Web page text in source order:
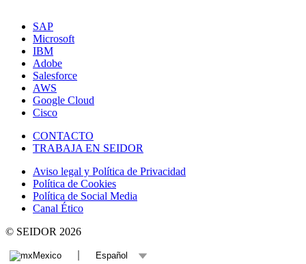
SAP
Microsoft
IBM
Adobe
Salesforce
AWS
Google Cloud
Cisco
CONTACTO
TRABAJA EN SEIDOR
Aviso legal y Política de Privacidad
Política de Cookies
Política de Social Media
Canal Ético
© SEIDOR 2026
Mexico Español